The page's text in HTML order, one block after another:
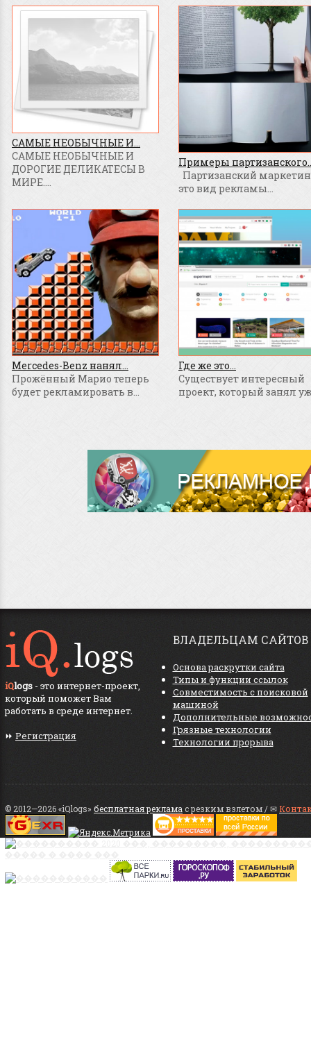
САМЫЕ НЕОБЫЧНЫЕ И...
САМЫЕ НЕОБЫЧНЫЕ И
ДОРОГИЕ ДЕЛИКАТЕСЫ В
МИРЕ....
Примеры
Партизанский
это вид рекламы...
Mercedes-Benz нанял...
Прожённый Марио теперь
будет рекламировать в...
Где же это...
Существует интересный
проект, который занял
iQlogs - это интернет-проект,
который поможет Вам
работать в среде интернет.
⏩ Регистрация
ВЛАДЕЛЬЦАМ САЙТОВ
Основа раскрутки сайта
Типы и функции ссылок
Совместимость с поисковой
машиной
Дополнительные
Грязные технологии
Технологии прорыва
© 2012—2026 «iQlogs» бесплатная реклама с резким взлетом / ✉